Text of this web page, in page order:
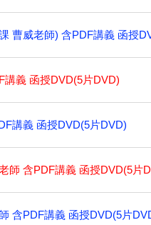
曹威老師) 含PDF講義 函授
講義 函授DVD(5片DVD)
講義 函授DVD(5片DVD)
師 含PDF講義 函授DVD(5片
含PDF講義 函授DVD(5片